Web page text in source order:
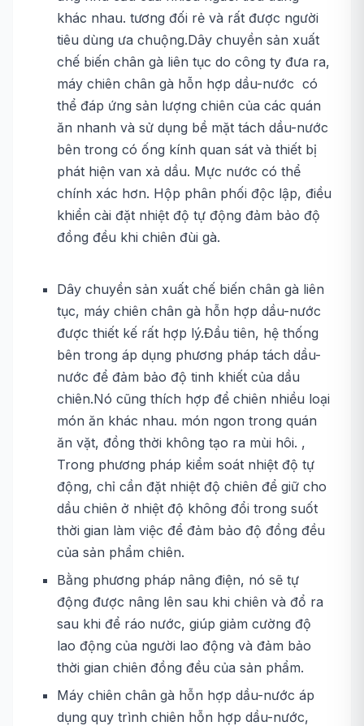
khác nhau. tương đối rẻ và rất được người
tiêu dùng ưa chuộng.Dây chuyền sản xuất
chế biến chân gà liên tục do công ty đưa ra,
máy chiên chân gà hỗn hợp dầu-nước có
thể đáp ứng sản lượng chiên của các quán
ăn nhanh và sử dụng bề mặt tách dầu-nước
bên trong có ống kính quan sát và thiết bị
phát hiện van xả dầu. Mực nước có thể
chính xác hơn. Hộp phân phối độc lập, điều
khiển cài đặt nhiệt độ tự động đảm bảo độ
đồng đều khi chiên đùi gà.
Dây chuyền sản xuất chế biến chân gà liên
tục, máy chiên chân gà hỗn hợp dầu-nước
được thiết kế rất hợp lý.Đầu tiên, hệ thống
bên trong áp dụng phương pháp tách dầu-
nước để đảm bảo độ tinh khiết của dầu
chiên.Nó cũng thích hợp để chiên nhiều loại
món ăn khác nhau. món ngon trong quán
ăn vặt, đồng thời không tạo ra mùi hôi. ,
Trong phương pháp kiểm soát nhiệt độ tự
động, chỉ cần đặt nhiệt độ chiên để giữ cho
dầu chiên ở nhiệt độ không đổi trong suốt
thời gian làm việc để đảm bảo độ đồng đều
của sản phẩm chiên.
Bằng phương pháp nâng điện, nó sẽ tự
động được nâng lên sau khi chiên và đổ ra
sau khi để ráo nước, giúp giảm cường độ
lao động của người lao động và đảm bảo
thời gian chiên đồng đều của sản phẩm.
Máy chiên chân gà hỗn hợp dầu-nước áp
dụng quy trình chiên hỗn hợp dầu-nước,